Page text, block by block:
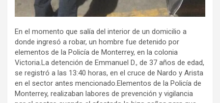
En el momento que salía del interior de un domicilio a
donde ingresó a robar, un hombre fue detenido por
elementos de la Policía de Monterrey, en la colonia
Victoria.La detención de Emmanuel D., de 37 años de edad,
se registró a las 13:40 horas, en el cruce de Nardo y Arista
en el sector antes mencionado.Elementos de la Policía de
Monterrey, realizaban labores de prevención y vigilancia